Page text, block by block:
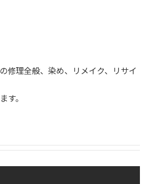
修理全般、染め、リメイク、リサイ
す。